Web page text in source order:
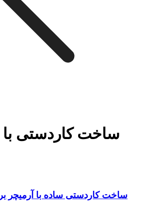
ساخت کار‌دستی با
ساخت کاردستی ساده با آرمیچر